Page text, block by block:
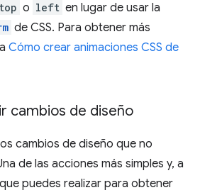
top o left en lugar de usar la
de CSS. Para obtener más
Cómo crear animaciones CSS de
cambios de diseño
cambios de diseño que no
de las acciones más simples y, a
puedes realizar para obtener